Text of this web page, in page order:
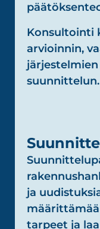
Konsultointi
arvioinnin,
suunnittelun.
ja
tarpeet ja